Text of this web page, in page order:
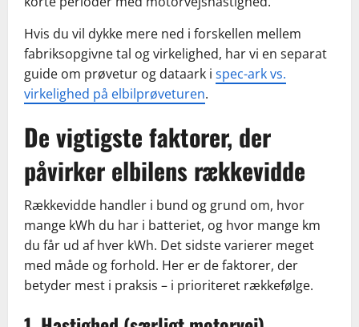
Hvis du vil dykke mere ned i forskellen mellem
fabriksopgivne tal og virkelighed, har vi en separat
guide om prøvetur og dataark i spec-ark vs.
virkelighed på elbilprøveturen.
De vigtigste faktorer, der
påvirker elbilens rækkevidde
Rækkevidde handler i bund og grund om, hvor
mange kWh du har i batteriet, og hvor mange km
du får ud af hver kWh. Det sidste varierer meget
med måde og forhold. Her er de faktorer, der
betyder mest i praksis – i prioriteret rækkefølge.